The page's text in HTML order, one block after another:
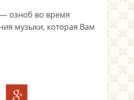
озноб во время
музыки, которая Вам